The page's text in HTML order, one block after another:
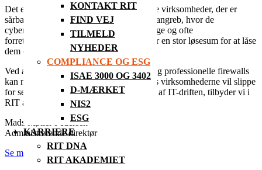
KONTAKT RIT
FIND VEJ
TILMELD
NYHEDER
COMPLIANCE OG ESG
ISAE 3000 OG 3402
D-MÆRKET
NIS2
ESG
KARRIERE
RIT DNA
RIT AKADEMIET
Det er nemlig især de små og mellemstore virksomheder, der er
sårbare over for de såkaldte ransomware-angreb, hvor de
cyberkriminelle låser virksomheders vigtige og ofte
forretningskritiske data og derefter kræver en stor løsesum for at låse
dem op igen.
Ved at have en opdateret it-infrastruktur og professionelle firewalls
kan nogle af angrebene undgås. Men hvis virksomhederne vil slippe
for selv at stå med risikoen for afbrydelse af IT-driften, tilbyder vi i
RIT at være med til at løfte den opgave.
Mads Møller Pedersen
Administrerende direktør
Se mere om IT-sikkerhed hos RIT